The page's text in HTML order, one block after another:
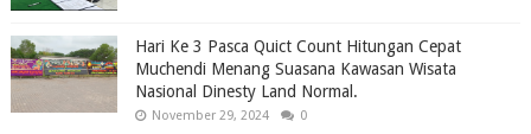
Hari Ke 3 Pasca Quict Count Hitungan Cepat
Muchendi Menang Suasana Kawasan Wisata
Nasional Dinesty Land Normal.
November 29, 2024 0